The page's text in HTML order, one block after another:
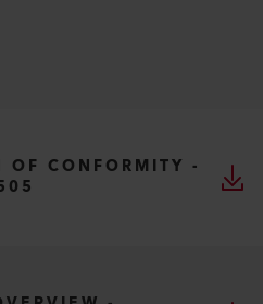
OF CONFORMITY -